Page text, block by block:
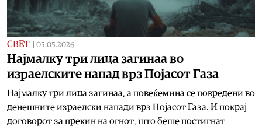
СВЕТ 05.05.2026
Најмалку три лица загинаа во
израелските напад врз Појасот Газа
Најмалку три лица загинаа, а повеќемина се повредени во
денешните израелски напади врз Појасот Газа. И покрај
договорот за прекин на огнот, што беше постигнат